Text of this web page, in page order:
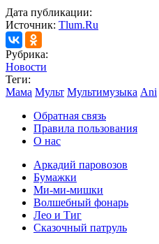
Дата публикации:
Источник: Tlum.Ru
Рубрика:
Новости
Теги:
Мама Мульт Мультимузыка Ani
Обратная связь
Правила пользования
О нас
Аркадий паровозов
Бумажки
Ми-ми-мишки
Волшебный фонарь
Лео и Тиг
Сказочный патруль